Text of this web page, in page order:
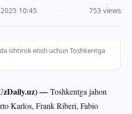
10:45 753 views
ishtirok etish uchun Toshkentga
—Toshkentga jahon
Karlos, Frank Riberi, Fabio